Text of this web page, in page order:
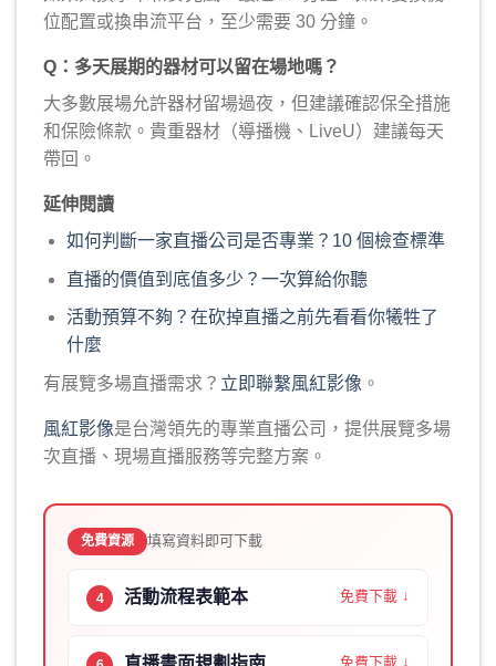
位配置或換串流平台，至少需要 30 分鐘。
Q：多天展期的器材可以留在場地嗎？
大多數展場允許器材留場過夜，但建議確認保全措施
和保險條款。貴重器材（導播機、LiveU）建議每天
帶回。
延伸閱讀
如何判斷一家直播公司是否專業？10 個檢查標準
直播的價值到底值多少？一次算給你聽
活動預算不夠？在砍掉直播之前先看看你犧牲了
什麼
有展覽多場直播需求？ 立即聯繫風紅影像 。
風紅影像是台灣領先的專業直播公司，提供展覽多場
次直播、現場直播服務等完整方案。
免費資源 填寫資料即可下載
4 活動流程表範本 免費下載 ↓
免費下載 ↓